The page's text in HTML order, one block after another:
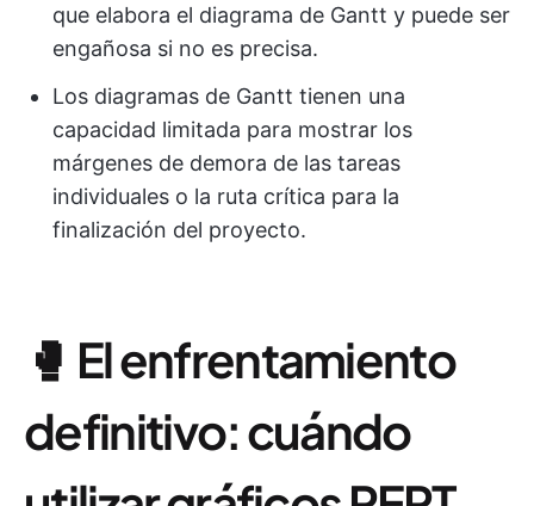
que elabora el diagrama de Gantt y puede ser
engañosa si no es precisa.
Los diagramas de Gantt tienen una
capacidad limitada para mostrar los
márgenes de demora de las tareas
individuales o la ruta crítica para la
finalización del proyecto.
🥊 El enfrentamiento
definitivo: cuándo